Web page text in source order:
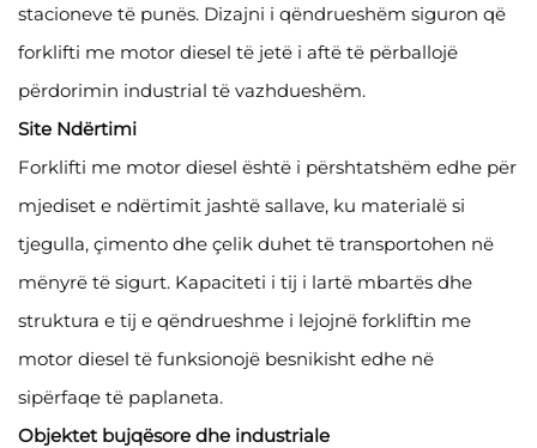
stacioneve të punës. Dizajni i qëndrueshëm siguron që
forklifti me motor diesel të jetë i aftë të përballojë
përdorimin industrial të vazhdueshëm.
Site Ndërtimi
Forklifti me motor diesel është i përshtatshëm edhe për
mjediset e ndërtimit jashtë sallave, ku materialë si
tjegulla, çimento dhe çelik duhet të transportohen në
mënyrë të sigurt. Kapaciteti i tij i lartë mbartës dhe
struktura e tij e qëndrueshme i lejojnë forkliftin me
motor diesel të funksionojë besnikisht edhe në
sipërfaqe të paplaneta.
Objektet bujqësore dhe industriale